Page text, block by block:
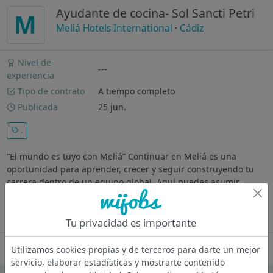
M Ayudante de cocina- Sol Sancti Petri
Meliá Hotels International · Cádiz
Nivel de
experiencia
---
Tipo de contrato
A tiempo completo
Publicada
25 jun.
.
“El mundo es tuyo con Meliá” Continuar en Meliá es una
oportunidad para aprender, crecer y seguir construyendo tu
carrera dentro de un equipo global. Aquí puedes asumir
nuevos retos y acceder a experiencias en distintos destinos,
Oferta desactivada
Tu privacidad es importante
Utilizamos cookies propias y de terceros para darte un mejor
servicio, elaborar estadísticas y mostrarte contenido